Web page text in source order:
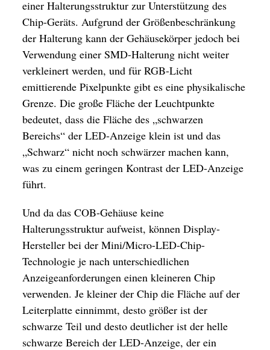
einer Halterungsstruktur zur Unterstützung des
Chip-Geräts. Aufgrund der Größenbeschränkung
der Halterung kann der Gehäusekörper jedoch bei
Verwendung einer SMD-Halterung nicht weiter
verkleinert werden, und für RGB-Licht
emittierende Pixelpunkte gibt es eine physikalische
Grenze. Die große Fläche der Leuchtpunkte
bedeutet, dass die Fläche des „schwarzen
Bereichs“ der LED-Anzeige klein ist und das
„Schwarz“ nicht noch schwärzer machen kann,
was zu einem geringen Kontrast der LED-Anzeige
führt.
Und da das COB-Gehäuse keine
Halterungsstruktur aufweist, können Display-
Hersteller bei der Mini/Micro-LED-Chip-
Technologie je nach unterschiedlichen
Anzeigeanforderungen einen kleineren Chip
verwenden. Je kleiner der Chip die Fläche auf der
Leiterplatte einnimmt, desto größer ist der
schwarze Teil und desto deutlicher ist der helle
schwarze Bereich der LED-Anzeige, der ein